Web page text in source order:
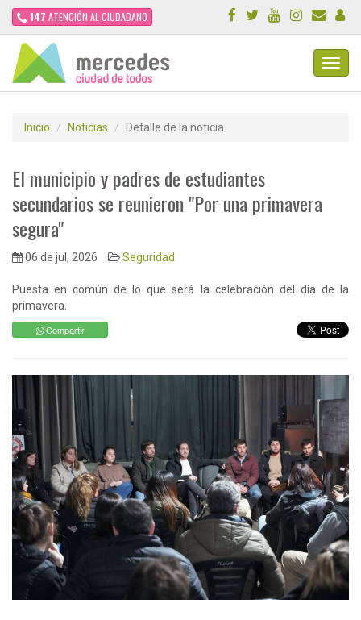
147 ATENCIÓN AL CIUDADANO
Inicio Noticias Detalle de la noticia
El municipio y padres de estudiantes
secundarios se reunieron "Por una primavera
segura"
06 de jul, 2026 Seguridad
Puesta en común de lo que será la celebración del día de la
primavera.
Compartir